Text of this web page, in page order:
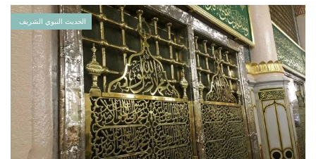
الحديث النبوي الشريف